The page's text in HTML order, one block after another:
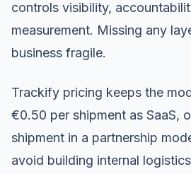
controls visibility,
measurement. Missing any
business fragile.
Trackify pricing keeps the
€0.50 per shipment as SaaS,
shipment in a partnership
avoid building internal